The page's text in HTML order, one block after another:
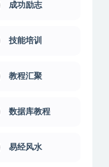
成功励志
技能培训
教程汇聚
数据库教程
易经风水